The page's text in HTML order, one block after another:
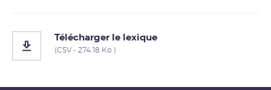
Télécharger le lexique
(CSV - 274.18 Ko )